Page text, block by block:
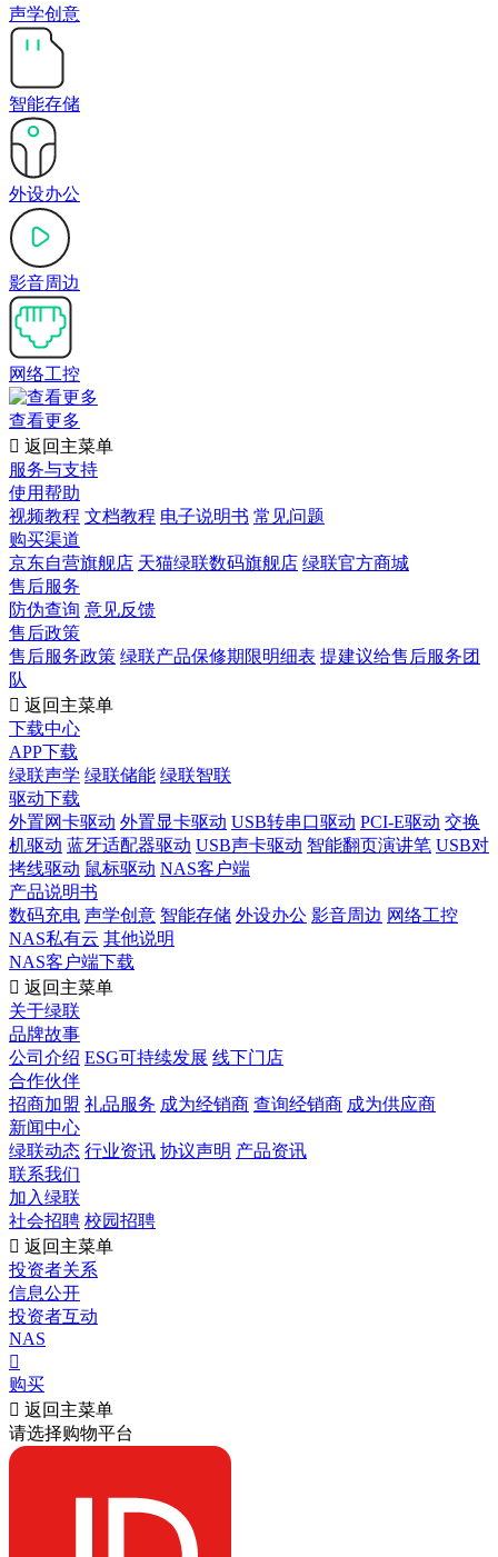
声学创意
智能存储
外设办公
影音周边
网络工控
查看更多
 返回主菜单
服务与支持
使用帮助
视频教程 文档教程 电子说明书 常见问题
购买渠道
京东自营旗舰店 天猫绿联数码旗舰店 绿联官方商城
售后服务
防伪查询 意见反馈
售后政策
售后服务政策 绿联产品保修期限明细表 提建议给售后服务团
队
 返回主菜单
下载中心
APP下载
绿联声学 绿联储能 绿联智联
驱动下载
外置网卡驱动 外置显卡驱动 USB转串口驱动 PCI-E驱动 交换
机驱动 蓝牙适配器驱动 USB声卡驱动 智能翻页演讲笔 USB对
拷线驱动 鼠标驱动 NAS客户端
产品说明书
数码充电 声学创意 智能存储 外设办公 影音周边 网络工控
NAS私有云 其他说明
NAS客户端下载
 返回主菜单
关于绿联
品牌故事
公司介绍 ESG可持续发展 线下门店
合作伙伴
招商加盟 礼品服务 成为经销商 查询经销商 成为供应商
新闻中心
绿联动态 行业资讯 协议声明 产品资讯
联系我们
加入绿联
社会招聘 校园招聘
 返回主菜单
投资者关系
信息公开
投资者互动
NAS

购买
 返回主菜单
请选择购物平台